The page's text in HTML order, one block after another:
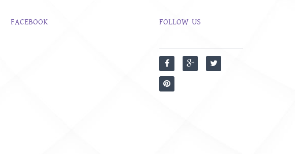
FACEBOOK FOLLOW US